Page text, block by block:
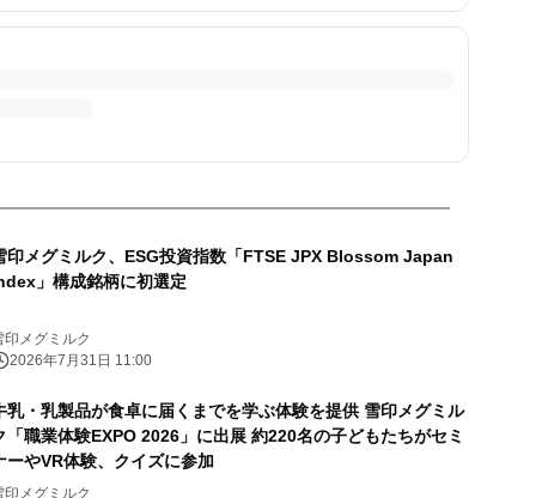
印メグミルク、ESG投資指数「FTSE JPX Blossom Japan
」構成銘柄に初選定
印メグミルク
2026年7月31日 11:00
乳・乳製品が食卓に届くまでを学ぶ体験を提供 雪印メグミル
「職業体験EXPO 2026」に出展 約220名の子どもたちがセミ
ーやVR体験、クイズに参加
印メグミルク